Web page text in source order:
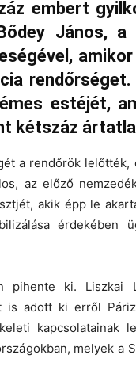
embert
János,
estéjét,
kétszáz
a rendőrök
az előző
akik épp le
érdekében
pihente ki.
is adott ki erről
kapcsolatainak
melyek a